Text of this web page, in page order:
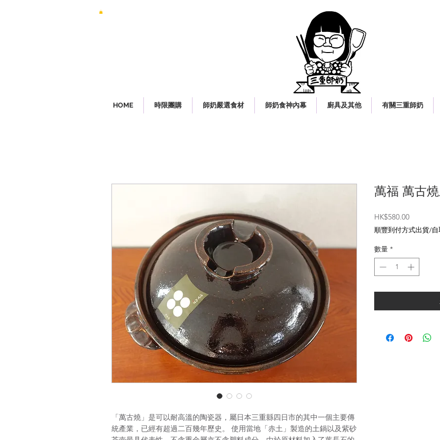
HOME 時限團購 師奶嚴選食材 師奶食神內幕 廚具及其他 有關三重師奶
「萬古燒」是可以耐高溫的陶瓷器，屬日本三重縣四日市的其中一個主要傳
統產業，已經有超過二百幾年歷史。 使用當地「赤土」製造的土鍋以及紫砂
萬福 萬古
HK$580.00價
格
順豐到付方式出貨/自
數量 *